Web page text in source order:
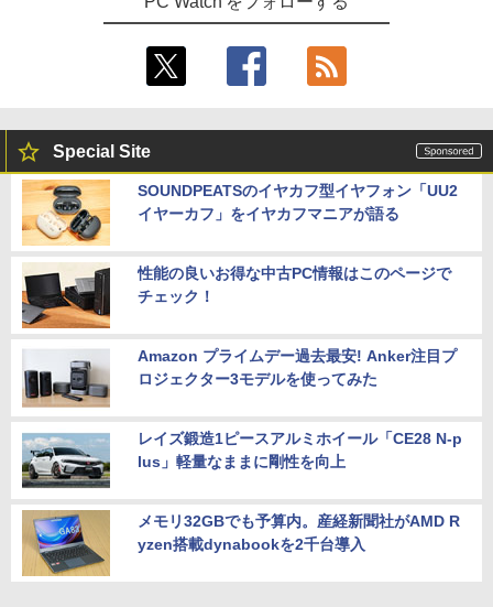
Special Site
SOUNDPEATSのイヤカフ型イヤフォン「UU2
イヤーカフ」をイヤカフマニアが語る
性能の良いお得な中古PC情報はこのページで
チェック！
Amazon プライムデー過去最安! Anker注目プ
ロジェクター3モデルを使ってみた
レイズ鍛造1ピースアルミホイール「CE28 N-p
lus」軽量なままに剛性を向上
メモリ32GBでも予算内。産経新聞社がAMD R
yzen搭載dynabookを2千台導入